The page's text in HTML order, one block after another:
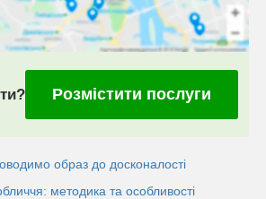
Розмістити послуги
образ до досконалості
методика та особливостi